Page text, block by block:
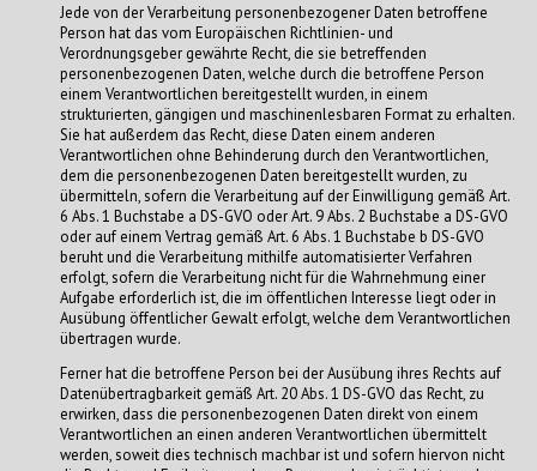
Jede von der Verarbeitung personenbezogener Daten betroffene
Person hat das vom Europäischen Richtlinien- und
Verordnungsgeber gewährte Recht, die sie betreffenden
personenbezogenen Daten, welche durch die betroffene Person
einem Verantwortlichen bereitgestellt wurden, in einem
strukturierten, gängigen und maschinenlesbaren Format zu erhalten.
Sie hat außerdem das Recht, diese Daten einem anderen
Verantwortlichen ohne Behinderung durch den Verantwortlichen,
dem die personenbezogenen Daten bereitgestellt wurden, zu
übermitteln, sofern die Verarbeitung auf der Einwilligung gemäß Art.
6 Abs. 1 Buchstabe a DS-GVO oder Art. 9 Abs. 2 Buchstabe a DS-GVO
oder auf einem Vertrag gemäß Art. 6 Abs. 1 Buchstabe b DS-GVO
beruht und die Verarbeitung mithilfe automatisierter Verfahren
erfolgt, sofern die Verarbeitung nicht für die Wahrnehmung einer
Aufgabe erforderlich ist, die im öffentlichen Interesse liegt oder in
Ausübung öffentlicher Gewalt erfolgt, welche dem Verantwortlichen
übertragen wurde.
Ferner hat die betroffene Person bei der Ausübung ihres Rechts auf
Datenübertragbarkeit gemäß Art. 20 Abs. 1 DS-GVO das Recht, zu
erwirken, dass die personenbezogenen Daten direkt von einem
Verantwortlichen an einen anderen Verantwortlichen übermittelt
werden, soweit dies technisch machbar ist und sofern hiervon nicht